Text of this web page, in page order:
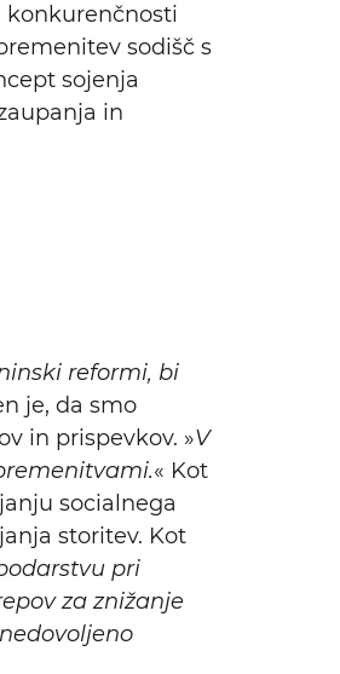
konkurenčnosti
sodišč s
sojenja
in
reformi, bi
je, da smo
in prispevkov. »V
« Kot
socialnega
storitev. Kot
pri
za znižanje